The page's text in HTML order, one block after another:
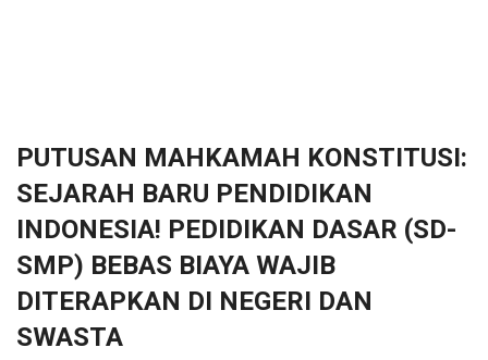
PUTUSAN MAHKAMAH KONSTITUSI:
SEJARAH BARU PENDIDIKAN
INDONESIA! PEDIDIKAN DASAR (SD-
SMP) BEBAS BIAYA WAJIB
DITERAPKAN DI NEGERI DAN
SWASTA